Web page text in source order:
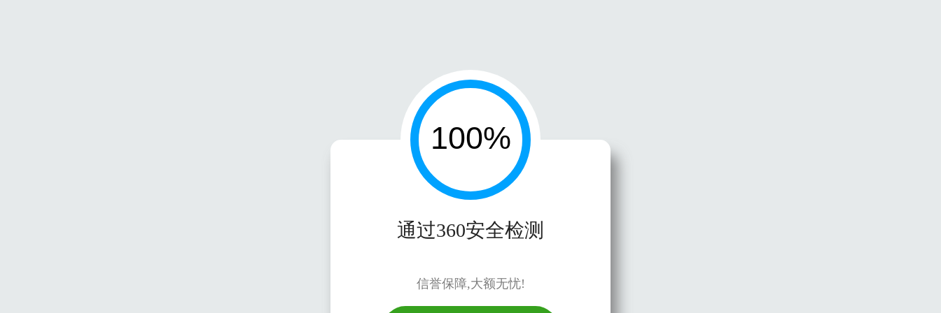
通过360安全检测
信誉保障,大额无忧!